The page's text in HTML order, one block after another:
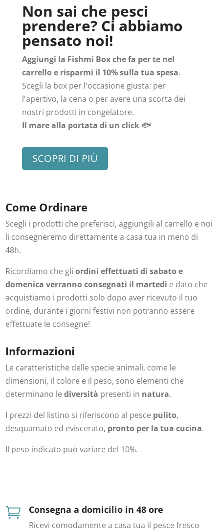
Non sai che pesci
prendere? Ci abbiamo
pensato noi!
Aggiungi la Fishmi Box che fa per te nel
carrello e risparmi il 10% sulla tua spesa.
Scegli la box per l'occasione giusta: per
l'apertivo, la cena o per avere una scorta dei
nostri prodotti in congelatore.
Il mare alla portata di un click 🐟
SCOPRI DI PIÙ
Come Ordinare
Scegli i prodotti che preferisci, aggiungili al carrello e noi
li consegneremo direttamente a casa tua in meno di
48h.
Ricordiamo che gliordini effettuati di sabato e
domenica verranno consegnati il martedì e dato che
acquistiamo i prodotti solo dopo aver ricevuto il tuo
ordine, durante i giorni festivi non potranno essere
effettuate le consegne!
Informazioni
Le caratteristiche delle specie animali, come le
dimensioni, il colore e il peso, sono elementi che
determinano lediversità presenti in natura.
I prezzi del listino si riferiscono al pesce pulito,
desquamato ed eviscerato, pronto per la tua cucina.
Il peso indicato può variare del 10%.
 Consegna a domicilio in 48 ore
Ricevi comodamente a casa tua il pesce fresco